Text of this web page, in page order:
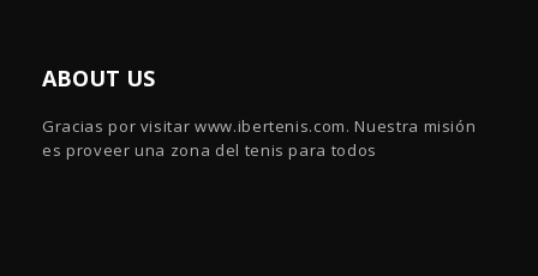
ABOUT US
Gracias por visitar www.ibertenis.com. Nuestra misión
es proveer una zona del tenis para todos